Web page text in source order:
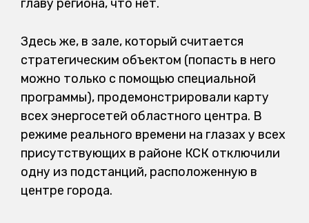
главу региона, что нет.
Здесь же, в зале, который считается
стратегическим объектом (попасть в него
можно только с помощью специальной
программы), продемонстрировали карту
всех энергосетей областного центра. В
режиме реального времени на глазах у всех
присутствующих в районе КСК отключили
одну из подстанций, расположенную в
центре города.